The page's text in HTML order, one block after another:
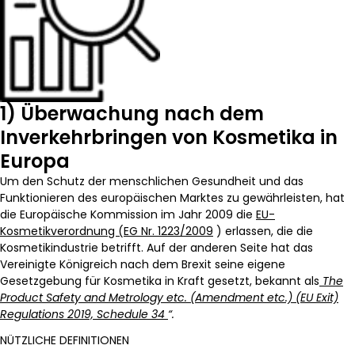
1) Überwachung nach dem
Inverkehrbringen von Kosmetika in
Europa
Um den Schutz der menschlichen Gesundheit und das
Funktionieren des europäischen Marktes zu gewährleisten, hat
die Europäische Kommission im Jahr 2009 die EU-
Kosmetikverordnung (EG Nr. 1223/2009 ) erlassen, die die
Kosmetikindustrie betrifft. Auf der anderen Seite hat das
Vereinigte Königreich nach dem Brexit seine eigene
Gesetzgebung für Kosmetika in Kraft gesetzt, bekannt als The
Product Safety and Metrology etc. (Amendment etc.) (EU Exit)
Regulations 2019, Schedule 34 “.
NÜTZLICHE DEFINITIONEN